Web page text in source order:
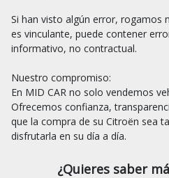
Si han visto algún error, rogamos
es vinculante, puede contener
informativo, no contractual.
Nuestro compromiso:
En MID CAR no solo vendemos
Ofrecemos confianza,
que la compra de su Citroën sea
¿Quieres saber